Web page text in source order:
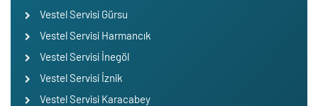
Vestel Servisi Gürsu
Vestel Servisi Harmancık
Vestel Servisi İnegöl
Vestel Servisi İznik
Vestel Servisi Karacabey